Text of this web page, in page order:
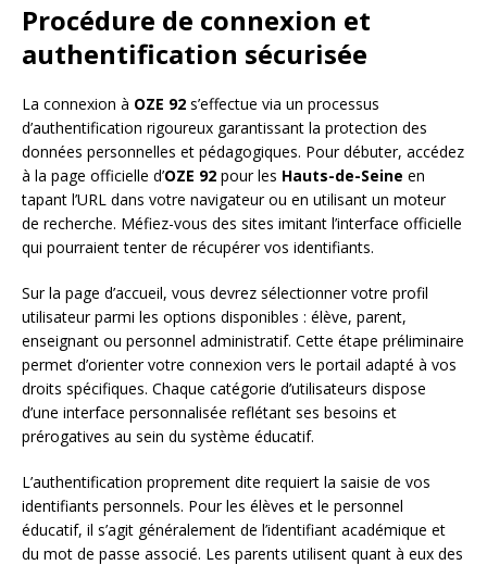
Procédure de connexion et
authentification sécurisée
La connexion à OZE 92 s’effectue via un processus
d’authentification rigoureux garantissant la protection des
données personnelles et pédagogiques. Pour débuter, accédez
à la page officielle d’OZE 92 pour les Hauts-de-Seine en
tapant l’URL dans votre navigateur ou en utilisant un moteur
de recherche. Méfiez-vous des sites imitant l’interface officielle
qui pourraient tenter de récupérer vos identifiants.
Sur la page d’accueil, vous devrez sélectionner votre profil
utilisateur parmi les options disponibles : élève, parent,
enseignant ou personnel administratif. Cette étape préliminaire
permet d’orienter votre connexion vers le portail adapté à vos
droits spécifiques. Chaque catégorie d’utilisateurs dispose
d’une interface personnalisée reflétant ses besoins et
prérogatives au sein du système éducatif.
L’authentification proprement dite requiert la saisie de vos
identifiants personnels. Pour les élèves et le personnel
éducatif, il s’agit généralement de l’identifiant académique et
du mot de passe associé. Les parents utilisent quant à eux des